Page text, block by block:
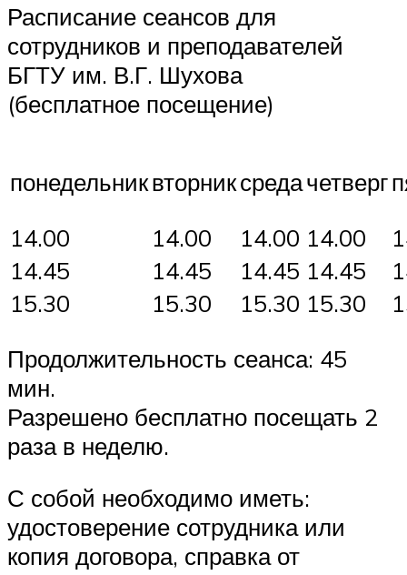
Расписание сеансов для
сотрудников и преподавателей
БГТУ им. В.Г. Шухова
(бесплатное посещение)
понедельниквторниксредачетверг
14.00
14.00 14.00 14.00
14.45
14.45 14.45 14.45
15.30
15.30 15.30 15.30
Продолжительность сеанса: 45
мин.
Разрешено бесплатно посещать 2
раза в неделю.
С собой необходимо иметь:
удостоверение сотрудника или
копия договора, справка от